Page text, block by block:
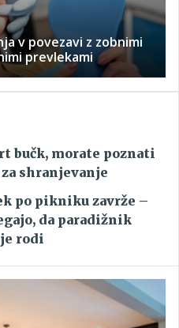
v povezavi z zobnimi
prevlekami
bučk, morate poznati
shranjevanje
po pikniku zavrže –
da paradižnik
rodi